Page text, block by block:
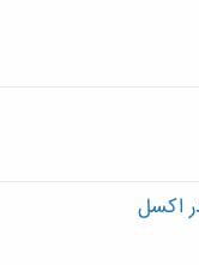
اكسل